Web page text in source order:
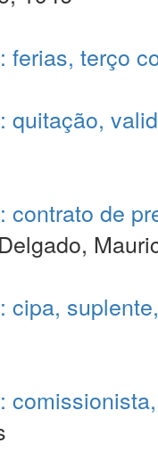
ferias, terço
quitação,
contrato de
cipa,